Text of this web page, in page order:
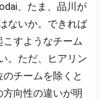
、たま、品川が
ないか。できれば
すようなチーム
。ただ、ヒアリン
チームを除くと
向性の違いが明